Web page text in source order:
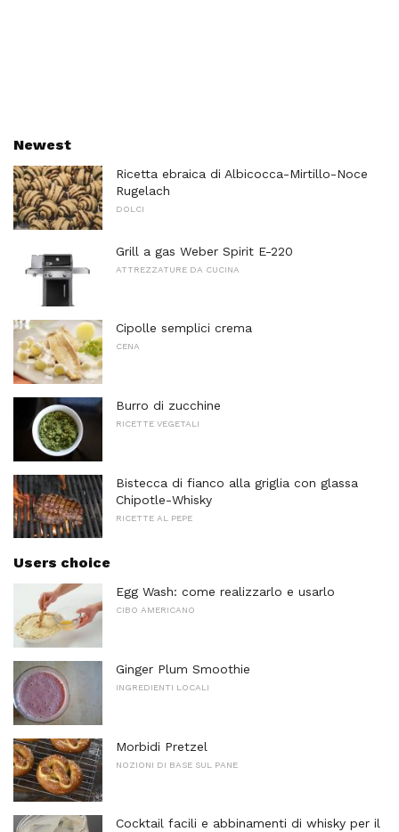
Newest
Ricetta ebraica di Albicocca-Mirtillo-Noce
Rugelach
DOLCI
Grill a gas Weber Spirit E-220
ATTREZZATURE DA CUCINA
Cipolle semplici crema
CENA
Burro di zucchine
RICETTE VEGETALI
Bistecca di fianco alla griglia con glassa
Chipotle-Whisky
RICETTE AL PEPE
Users choice
Egg Wash: come realizzarlo e usarlo
CIBO AMERICANO
Ginger Plum Smoothie
INGREDIENTI LOCALI
Morbidi Pretzel
NOZIONI DI BASE SUL PANE
Cocktail facili e abbinamenti di whisky per il